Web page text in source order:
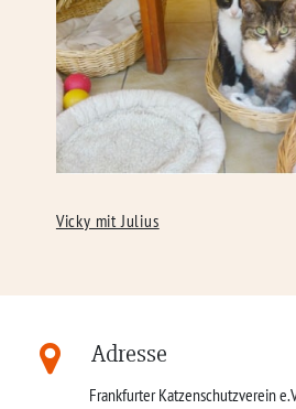
Vicky mit Julius
Adresse
Frankfurter Katzenschutzverein